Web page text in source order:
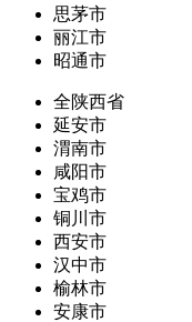
思茅市
丽江市
昭通市
全陕西省
延安市
渭南市
咸阳市
宝鸡市
铜川市
西安市
汉中市
榆林市
安康市